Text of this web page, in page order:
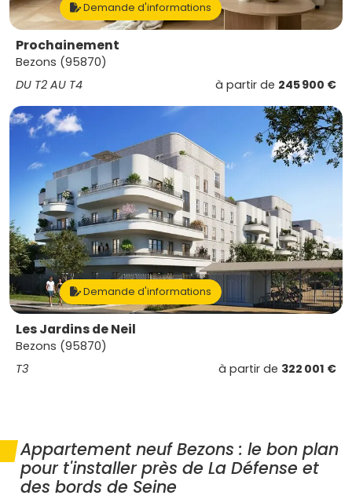
Demande d'informations
Prochainement
Bezons (95870)
DU T2 AU T4
à partir de 245 900 €
Demande d'informations
Les Jardins de Neil
Bezons (95870)
T3
à partir de 322 001 €
Appartement neuf Bezons : le bon plan
pour t'installer près de La Défense et
des bords de Seine